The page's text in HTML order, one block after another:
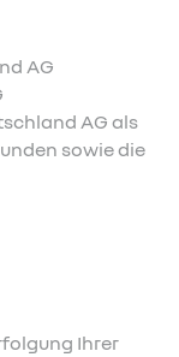
AG
AG als
sowie die
Ihrer